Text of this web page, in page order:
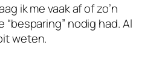
ik me vaak af of zo’n
nodig had. Al
weten.